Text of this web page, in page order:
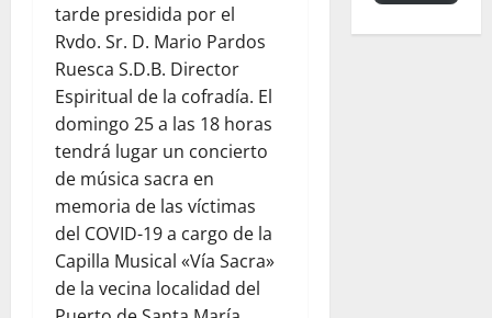
tarde presidida por el
Rvdo. Sr. D. Mario Pardos
Ruesca S.D.B. Director
Espiritual de la cofradía. El
domingo 25 a las 18 horas
tendrá lugar un concierto
de música sacra en
memoria de las víctimas
del COVID-19 a cargo de la
Capilla Musical «Vía Sacra»
de la vecina localidad del